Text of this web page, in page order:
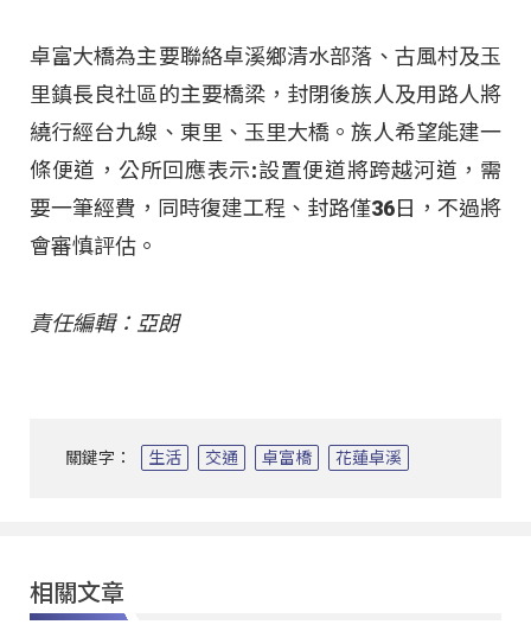
卓富大橋為主要聯絡卓溪鄉清水部落、古風村及玉
里鎮長良社區的主要橋梁，封閉後族人及用路人將
繞行經台九線、東里、玉里大橋。族人希望能建一
條便道，公所回應表示:設置便道將跨越河道，需
要一筆經費，同時復建工程、封路僅36日，不過將
會審慎評估。
責任編輯：亞朗
關鍵字： 生活 交通 卓富橋 花蓮卓溪
相關文章